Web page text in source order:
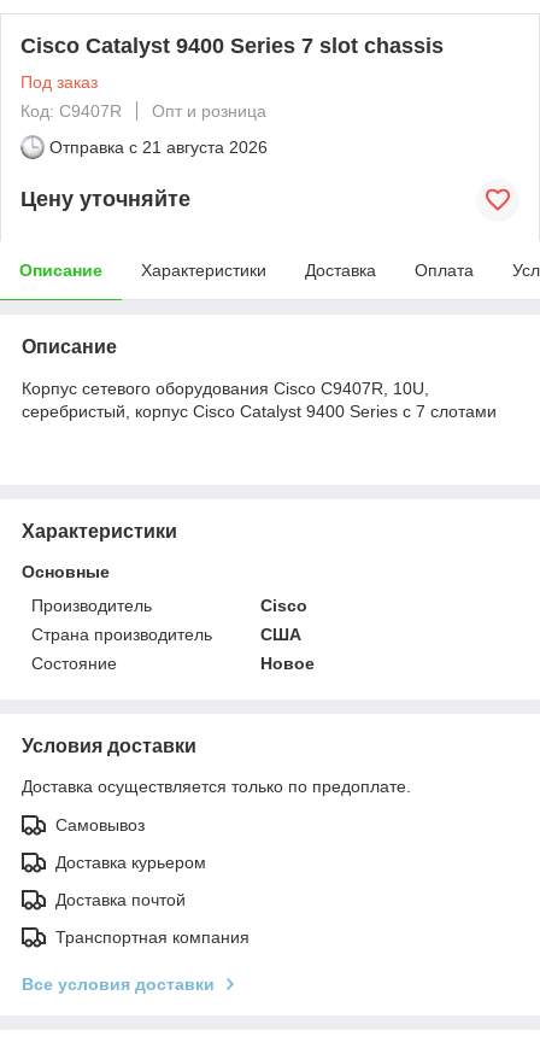
Cisco Catalyst 9400 Series 7 slot chassis
Под заказ
Код: C9407R
Опт и розница
Отправка с 21 августа 2026
Цену уточняйте
Описание Характеристики Доставка Оплата
Описание
Корпус сетевого оборудования Cisco C9407R, 10U,
серебристый, корпус Cisco Catalyst 9400 Series с 7 слотами
Характеристики
Основные
Производитель
Cisco
Страна производитель
США
Состояние
Новое
Условия доставки
Доставка осуществляется только по предоплате.
Самовывоз
Доставка курьером
Доставка почтой
Транспортная компания
Все условия доставки